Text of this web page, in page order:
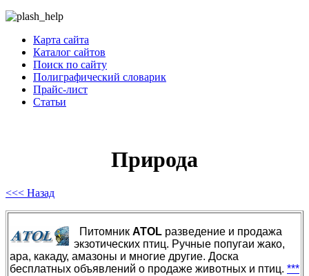
Карта сайта
Каталог сайтов
Поиск по сайту
Полиграфический словарик
Прайс-лист
Статьи
Природа
<<< Назад
Питомник ATOL разведение и продажа
экзотических птиц. Ручные попугаи жако,
ара, какаду, амазоны и многие другие. Доска
бесплатных объявлений о продаже животных и птиц. ***